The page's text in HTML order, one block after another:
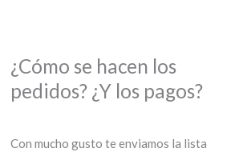
¿Cómo se hacen los
pedidos? ¿Y los pagos?
Con mucho gusto te enviamos la lista